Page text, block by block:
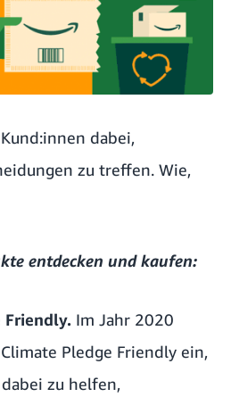
dabei,
zu treffen. Wie,
entdecken und kaufen:
Friendly. Im Jahr 2020
Climate Pledge Friendly ein,
zu helfen,